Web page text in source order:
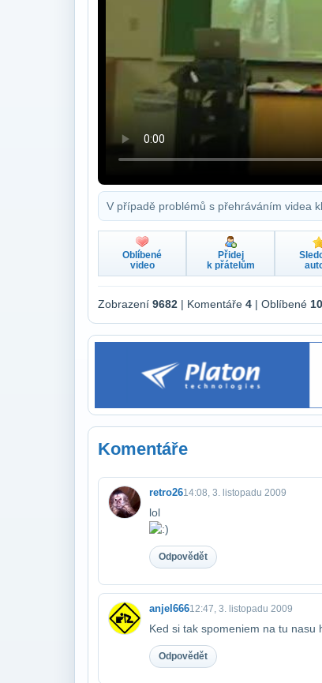
V případě problémů s přehráváním videa
Oblíbené
video
Přidej
k přátelům
Zobrazení 9682 | Komentáře 4 | Oblíbené 10
Komentáře
retro2614:08, 3. listopadu 2009
lol
Odpovědět
anjel66612:47, 3. listopadu 2009
Ked si tak spomeniem na tu nasu
Odpovědět